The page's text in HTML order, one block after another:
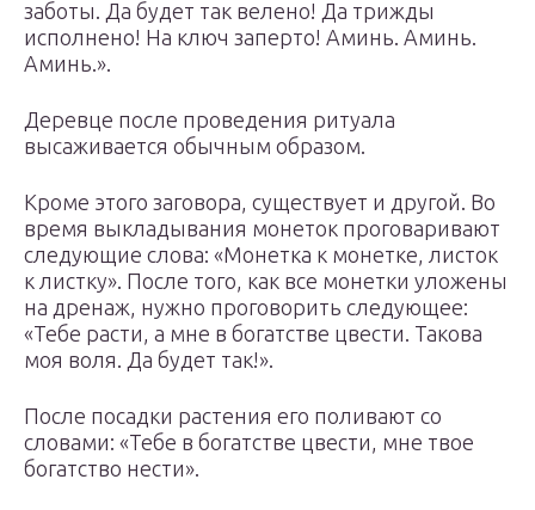
заботы. Да будет так велено! Да трижды
исполнено! На ключ заперто! Аминь. Аминь.
Аминь.».
Деревце после проведения ритуала
высаживается обычным образом.
Кроме этого заговора, существует и другой. Во
время выкладывания монеток проговаривают
следующие слова: «Монетка к монетке, листок
к листку». После того, как все монетки уложены
на дренаж, нужно проговорить следующее:
«Тебе расти, а мне в богатстве цвести. Такова
моя воля. Да будет так!».
После посадки растения его поливают со
словами: «Тебе в богатстве цвести, мне твое
богатство нести».